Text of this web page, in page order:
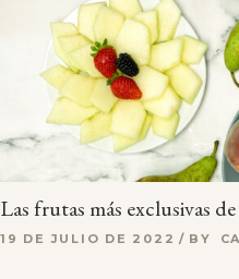
Las frutas más exclusivas
19 DE JULIO DE 2022 BY